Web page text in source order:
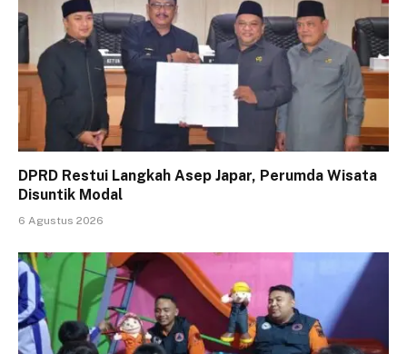
DPRD Restui Langkah Asep Japar, Perumda Wisata
Disuntik Modal
6 Agustus 2026